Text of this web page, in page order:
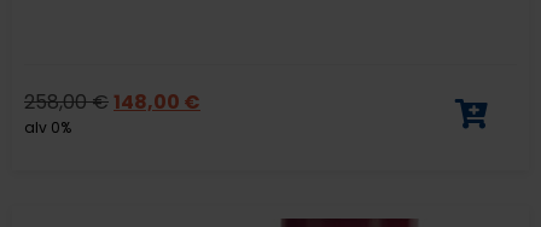
258,00€148,00 €
alv 0%